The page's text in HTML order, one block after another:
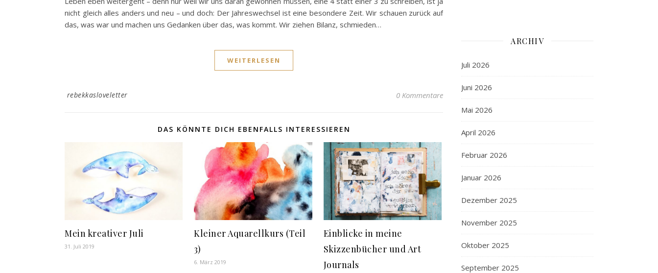
nicht gleich alles anders und neu – und doch: Der Jahreswechsel ist eine besondere Zeit. Wir schauen zurück auf
das, was war und machen uns Gedanken über das, was kommt. Wir ziehen Bilanz, schmieden…
WEITERLESEN
rebekkasloveletter 0 Kommentare
DAS KÖNNTE DICH EBENFALLS INTERESSIEREN
Mein kreativer Juli
31. Juli 2019
Kleiner Aquarellkurs (Teil
3)
6. März 2019
Einblicke in meine
Skizzenbücher und Art
Journals
ARCHIV
Juli 2026
Juni 2026
Mai 2026
April 2026
Februar 2026
Januar 2026
Dezember 2025
November 2025
Oktober 2025
September 2025